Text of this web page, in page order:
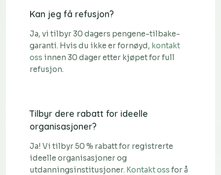
Kan jeg få refusjon?
Ja, vi tilbyr 30 dagers pengene-tilbake-
garanti. Hvis du ikke er fornøyd, kontakt
oss innen 30 dager etter kjøpet for full
refusjon.
Tilbyr dere rabatt for ideelle
organisasjoner?
Ja! Vi tilbyr 50 % rabatt for registrerte
ideelle organisasjoner og
utdanningsinstitusjoner. Kontakt oss for å